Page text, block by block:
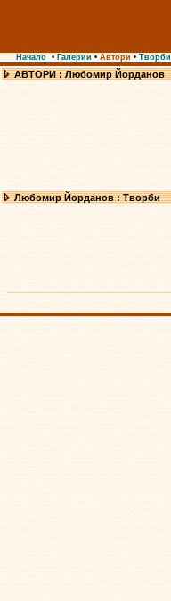
Начало • Галерии • Автори • Творби
АВТОРИ : Любомир Йорданов
Любомир Йорданов : Творби